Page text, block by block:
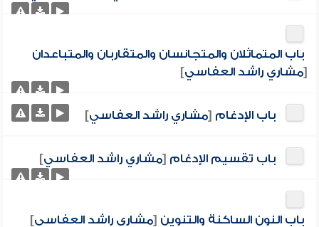
باب المتماثلان والمتجانسان والمتقاربان والمتباعدان
[مشاري راشد العفاسي]
باب الإدغام [مشاري راشد العفاسي]
باب تقسيم الإدغام [مشاري راشد العفاسي]
باب النون الساكنة والتنوين [مشاري راشد العفاسي]